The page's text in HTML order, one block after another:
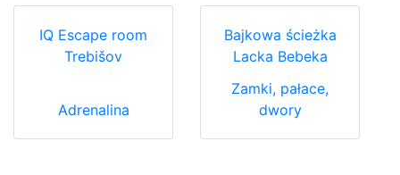
IQ Escape room
Trebišov
Adrenalina
Bajkowa ścieżka
Lacka Bebeka
Zamki, pałace,
dwory